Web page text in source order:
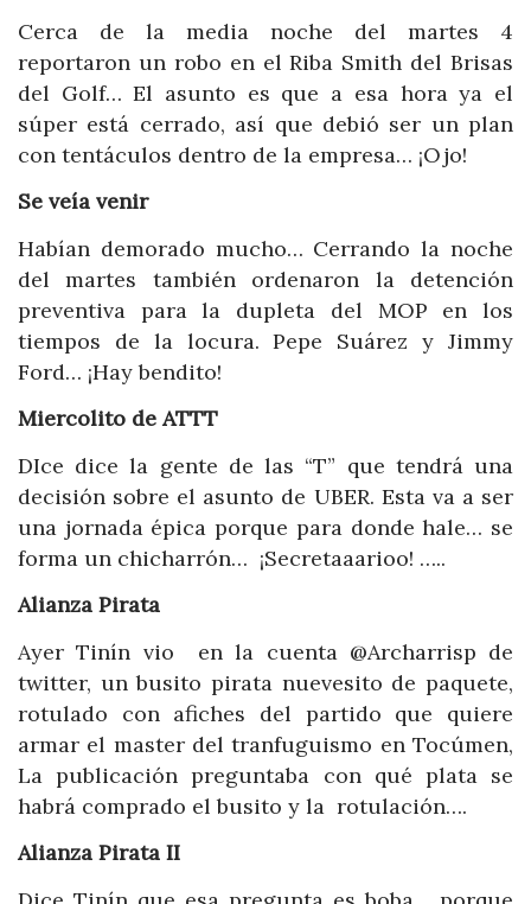
Cerca de la media noche del martes 4
reportaron un robo en el Riba Smith del Brisas
del Golf… El asunto es que a esa hora ya el
súper está cerrado, así que debió ser un plan
con tentáculos dentro de la empresa… ¡Ojo!
Se veía venir
Habían demorado mucho… Cerrando la noche
del martes también ordenaron la detención
preventiva para la dupleta del MOP en los
tiempos de la locura. Pepe Suárez y Jimmy
Ford… ¡Hay bendito!
Miercolito de ATTT
DIce dice la gente de las “T” que tendrá una
decisión sobre el asunto de UBER. Esta va a ser
una jornada épica porque para donde hale… se
forma un chicharrón… ¡Secretaaarioo! …..
Alianza Pirata
Ayer Tinín vio en la cuenta @Archarrisp de
twitter, un busito pirata nuevesito de paquete,
rotulado con afiches del partido que quiere
armar el master del tranfuguismo en Tocúmen,
La publicación preguntaba con qué plata se
habrá comprado el busito y la rotulación….
Alianza Pirata II